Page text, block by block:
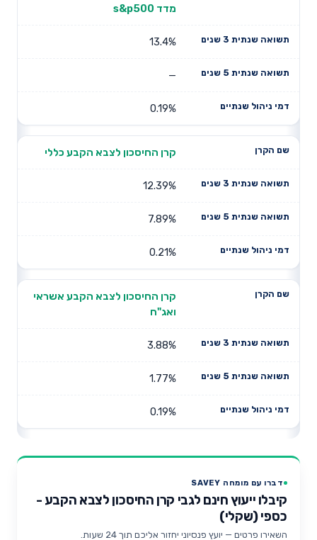
מדד s&p500
13.4%
—
0.19%
קרן החיסכון לצבא הקבע כללי
12.39%
7.89%
0.21%
קרן החיסכון לצבא הקבע אשראי
ואג"ח
3.88%
1.77%
0.19%
דברו עם מומחה SAVEY
קיבלו ייעוץ חינם לגבי קרן החיסכון לצבא הקבע -
כספי (שקלי)
השאירו פרטים — יועץ פנסיוני יחזור אליכם תוך 24 שעות.